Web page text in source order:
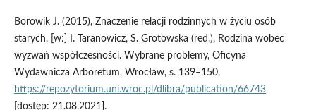
Borowik J. (2015), Znaczenie relacji rodzinnych w życiu osób
starych, [w:] I. Taranowicz, S. Grotowska (red.), Rodzina wobec
wyzwań współczesności. Wybrane problemy, Oficyna
Wydawnicza Arboretum, Wrocław, s. 139–150,
https://repozytorium.uni.wroc.pl/dlibra/publication/66743
[dostęp: 21.08.2021].